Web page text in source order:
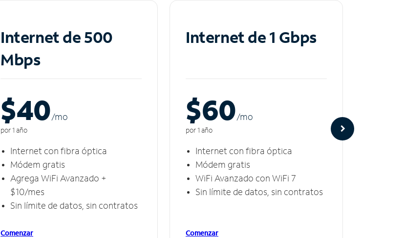
Internet de 500
Mbps
$40/mo
por 1 año
Internet con fibra óptica
Módem gratis
Agrega WiFi Avanzado +
$10/mes
Sin límite de datos, sin contratos
Comenzar
Internet de 1 Gbps
$60/mo
por 1 año
Internet con fibra óptica
Módem gratis
WiFi Avanzado con WiFi 7
Sin límite de datos, sin contratos
Comenzar